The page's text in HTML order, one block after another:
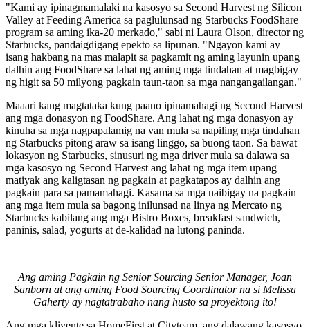
"Kami ay ipinagmamalaki na kasosyo sa Second Harvest ng Silicon
Valley at Feeding America sa paglulunsad ng Starbucks FoodShare
program sa aming ika-20 merkado," sabi ni Laura Olson, director ng
Starbucks, pandaigdigang epekto sa lipunan. "Ngayon kami ay
isang hakbang na mas malapit sa pagkamit ng aming layunin upang
dalhin ang FoodShare sa lahat ng aming mga tindahan at magbigay
ng higit sa 50 milyong pagkain taun-taon sa mga nangangailangan."
Maaari kang magtataka kung paano ipinamahagi ng Second Harvest
ang mga donasyon ng FoodShare. Ang lahat ng mga donasyon ay
kinuha sa mga nagpapalamig na van mula sa napiling mga tindahan
ng Starbucks pitong araw sa isang linggo, sa buong taon. Sa bawat
lokasyon ng Starbucks, sinusuri ng mga driver mula sa dalawa sa
mga kasosyo ng Second Harvest ang lahat ng mga item upang
matiyak ang kaligtasan ng pagkain at pagkatapos ay dalhin ang
pagkain para sa pamamahagi. Kasama sa mga naibigay na pagkain
ang mga item mula sa bagong inilunsad na linya ng Mercato ng
Starbucks kabilang ang mga Bistro Boxes, breakfast sandwich,
paninis, salad, yogurts at de-kalidad na lutong paninda.
Ang aming Pagkain ng Senior Sourcing Senior Manager, Joan
Sanborn at ang aming Food Sourcing Coordinator na si Melissa
Gaherty ay nagtatrabaho nang husto sa proyektong ito!